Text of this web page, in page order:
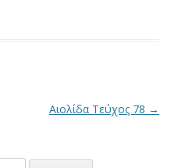
Αιολίδα Τεύχος 78 →